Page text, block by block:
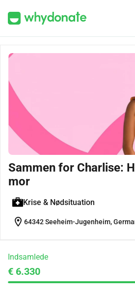
Sammen for Charlise:
mor
Krise & Nødsituation
location_on 64342 Seeheim-Jugenheim,
Indsamlede
€ 6.330